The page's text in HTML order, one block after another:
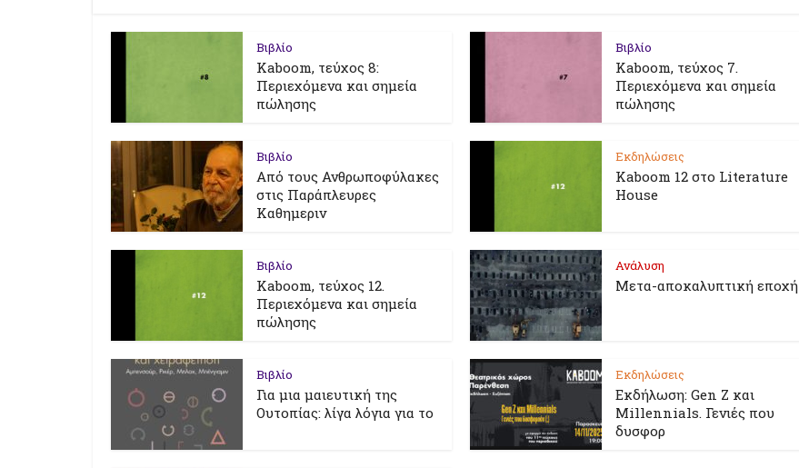
Βιβλίο
Kaboom, τεύχος 8:
Περιεχόμενα και σημεία
πώλησης
Βιβλίο
Kaboom, τεύχος 7.
Περιεχόμενα και σημεία
πώλησης
Βιβλίο
Από τους Ανθρωποφύλακες
στις Παράπλευρες
Καθημεριν
Εκδηλώσεις
Kaboom 12 στο Literature
House
Βιβλίο
Kaboom, τεύχος 12.
Περιεχόμενα και σημεία
πώλησης
Ανάλυση
Μετα-αποκαλυπτική εποχή
Βιβλίο
Για μια μαιευτική της
Ουτοπίας: λίγα λόγια για το
Εκδηλώσεις
Εκδήλωση: Gen Z και
Millennials. Γενιές που
δυσφορ